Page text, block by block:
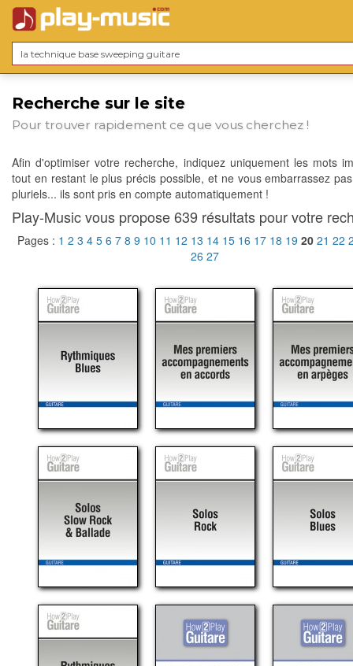
Recherche sur le site
Pour trouver rapidement ce que vous cherchez !
Afin d'optimiser votre recherche, indiquez uniquement les mots
tout en restant le plus précis possible, et ne vous embarrassez
pluriels... ils sont pris en compte automatiquement !
Play-Music vous propose 639 résultats pour votre
Pages : 1 2 3 4 5 6 7 8 9 10 11 12 13 14 15 16 17 18 19 20 21 22
26 27